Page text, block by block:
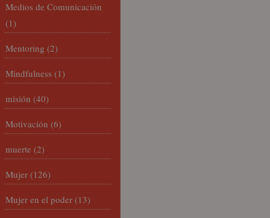
Medios de Comunicación
(1)
Mentoring (2)
Mindfulness (1)
misión (40)
Motivación (6)
muerte (2)
Mujer (126)
Mujer en el poder (13)